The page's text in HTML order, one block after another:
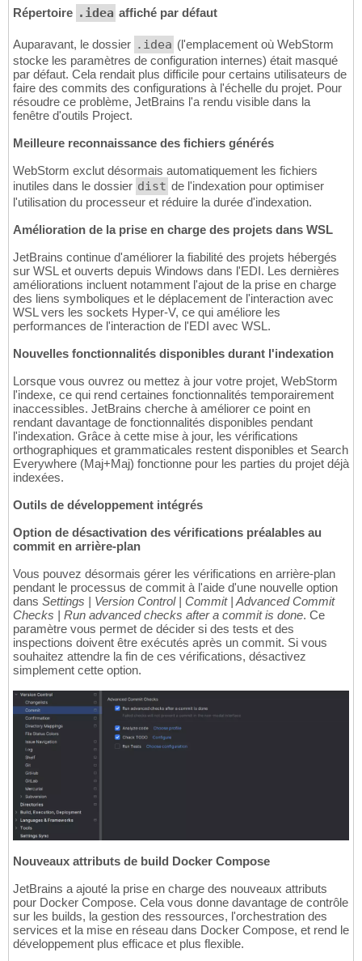
Répertoire .idea affiché par défaut
Auparavant, le dossier .idea (l'emplacement où WebStorm
stocke les paramètres de configuration internes) était masqué
par défaut. Cela rendait plus difficile pour certains utilisateurs de
faire des commits des configurations à l'échelle du projet. Pour
résoudre ce problème, JetBrains l'a rendu visible dans la
fenêtre d'outils Project.
Meilleure reconnaissance des fichiers générés
WebStorm exclut désormais automatiquement les fichiers
inutiles dans le dossier dist de l'indexation pour optimiser
l'utilisation du processeur et réduire la durée d'indexation.
Amélioration de la prise en charge des projets dans WSL
JetBrains continue d'améliorer la fiabilité des projets hébergés
sur WSL et ouverts depuis Windows dans l'EDI. Les dernières
améliorations incluent notamment l'ajout de la prise en charge
des liens symboliques et le déplacement de l'interaction avec
WSL vers les sockets Hyper-V, ce qui améliore les
performances de l'interaction de l'EDI avec WSL.
Nouvelles fonctionnalités disponibles durant l'indexation
Lorsque vous ouvrez ou mettez à jour votre projet, WebStorm
l'indexe, ce qui rend certaines fonctionnalités temporairement
inaccessibles. JetBrains cherche à améliorer ce point en
rendant davantage de fonctionnalités disponibles pendant
l'indexation. Grâce à cette mise à jour, les vérifications
orthographiques et grammaticales restent disponibles et Search
Everywhere (Maj+Maj) fonctionne pour les parties du projet déjà
indexées.
Outils de développement intégrés
Option de désactivation des vérifications préalables au
commit en arrière-plan
Vous pouvez désormais gérer les vérifications en arrière-plan
pendant le processus de commit à l'aide d'une nouvelle option
dans Settings | Version Control | Commit | Advanced Commit
Checks | Run advanced checks after a commit is done. Ce
paramètre vous permet de décider si des tests et des
inspections doivent être exécutés après un commit. Si vous
souhaitez attendre la fin de ces vérifications, désactivez
simplement cette option.
Nouveaux attributs de build Docker Compose
JetBrains a ajouté la prise en charge des nouveaux attributs
pour Docker Compose. Cela vous donne davantage de contrôle
sur les builds, la gestion des ressources, l'orchestration des
services et la mise en réseau dans Docker Compose, et rend le
développement plus efficace et plus flexible.